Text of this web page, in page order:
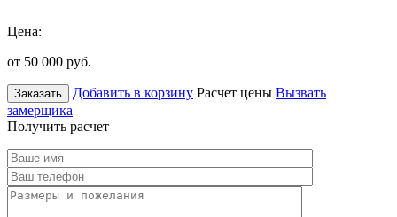
Цена:
от 50 000 руб.
Заказать Добавить в корзину Расчет цены Вызвать
замерщика
Получить расчет